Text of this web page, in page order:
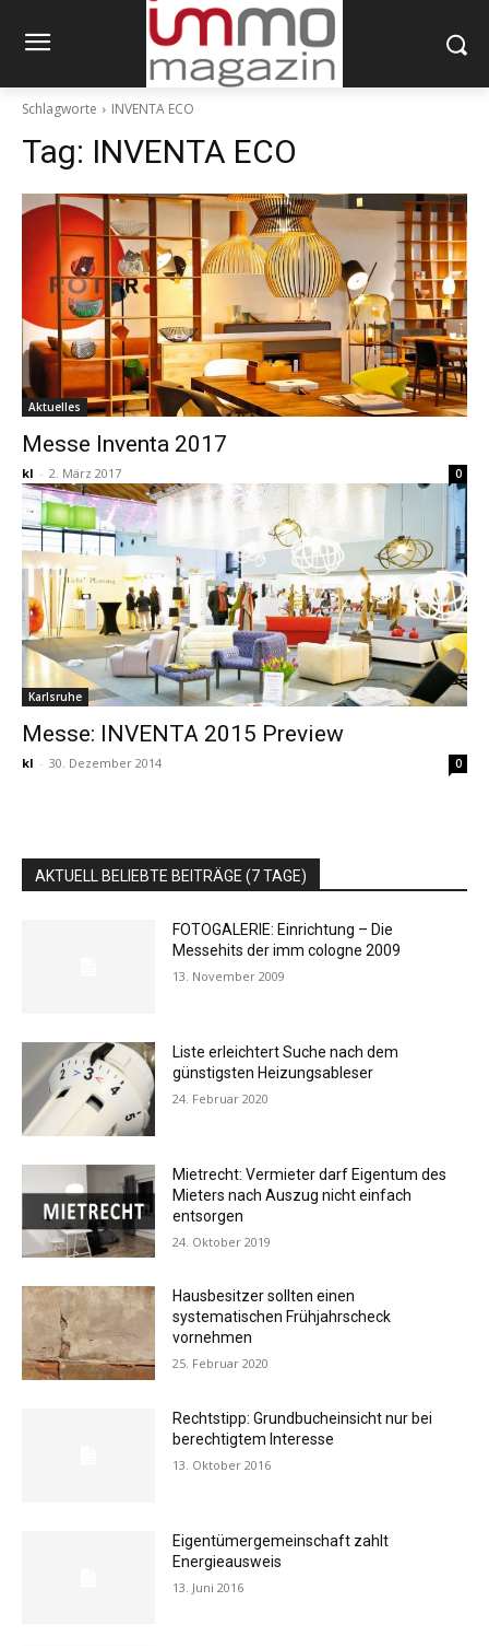
Schlagworte INVENTA ECO
Tag: INVENTA ECO
Aktuelles
Messe Inventa 2017
kl - 2. März 2017 0
Karlsruhe
Messe: INVENTA 2015 Preview
kl - 30. Dezember 2014 0
AKTUELL BELIEBTE BEITRÄGE (7 TAGE)
FOTOGALERIE: Einrichtung – Die
Messehits der imm cologne 2009
13. November 2009
Liste erleichtert Suche nach dem
günstigsten Heizungsableser
24. Februar 2020
Mietrecht: Vermieter darf Eigentum des
Mieters nach Auszug nicht einfach
entsorgen
24. Oktober 2019
Hausbesitzer sollten einen
systematischen Frühjahrscheck
vornehmen
25. Februar 2020
Rechtstipp: Grundbucheinsicht nur bei
berechtigtem Interesse
13. Oktober 2016
Eigentümergemeinschaft zahlt
Energieausweis
13. Juni 2016